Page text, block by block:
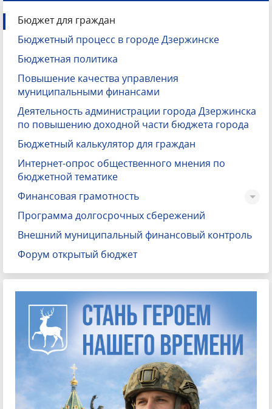
Бюджет для граждан –
который
познакомит
положениями
главного
Дзержинска – городского
решения городской Думы
Что такое
Бюджет для граждан
Бюджетный процесс в городе Дзержинске
Бюджетная политика
Повышение качества управления
муниципальными финансами
Деятельность администрации города Дзержинска
по повышению доходной части бюджета города
Бюджетный калькулятор для граждан
Интернет-опрос общественного мнения по
бюджетной тематике
Финансовая грамотность
Программа долгосрочных сбережений
Внешний муниципальный финансовый контроль
Форум открытый бюджет